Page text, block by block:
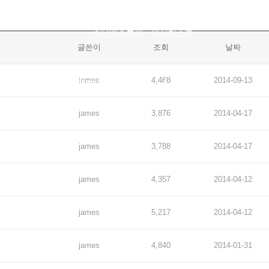
주문배송조회 위시리스트
교육자료실 스쿠바몰
글쓴이 조회 날짜
james 4,468 2014-09-13
james 3,876 2014-04-17
james 3,788 2014-04-17
james 4,357 2014-04-12
james 5,217 2014-04-12
james 4,840 2014-01-31